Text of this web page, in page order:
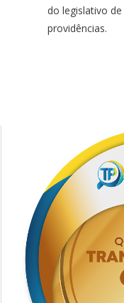
do legislativo de
providências.